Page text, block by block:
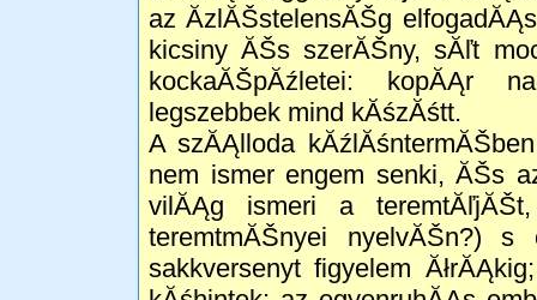
az Ă­zlĂŠstelensĂŠg
kicsiny ĂŠs szerĂŠny, sĂľt
kockaĂŠpĂźletei: kopĂĄr
legszebbek mind kĂśzĂśtt.
A szĂĄlloda
nem ismer engem senki, ĂŠs
vilĂĄg ismeri a
teremtmĂŠnyei nyelvĂŠn?)
sakkversenyt figyelem